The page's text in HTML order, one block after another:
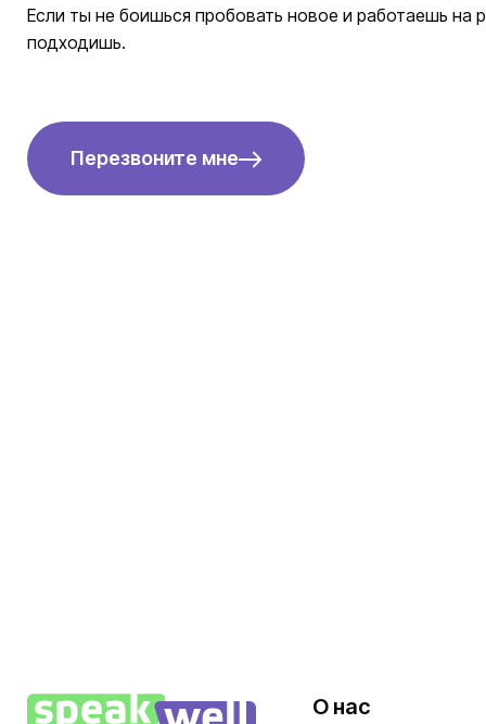
Если ты не боишься пробовать новое и работаешь на
подходишь.
Перезвоните мне
О нас